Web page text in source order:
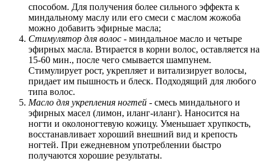
способом. Для получения более сильного эффекта к
миндальному маслу или его смеси с маслом жожоба
можно добавить эфирные масла;
Стимулятор для волос - миндальное масло и четыре
эфирных масла. Втирается в корни волос, оставляется на
15-60 мин., после чего смывается шампунем.
Стимулирует рост, укрепляет и витализирует волосы,
придает им пышность и блеск. Подходящий для любого
типа волос.
Масло для укрепления ногтей - смесь миндального и
эфирных масел (лимон, иланг-иланг). Наносится на
ногти и околоногтевую кожицу. Уменьшает хрупкость,
восстанавливает хороший внешний вид и крепость
ногтей. При ежедневном употреблении быстро
получаются хорошие результаты.